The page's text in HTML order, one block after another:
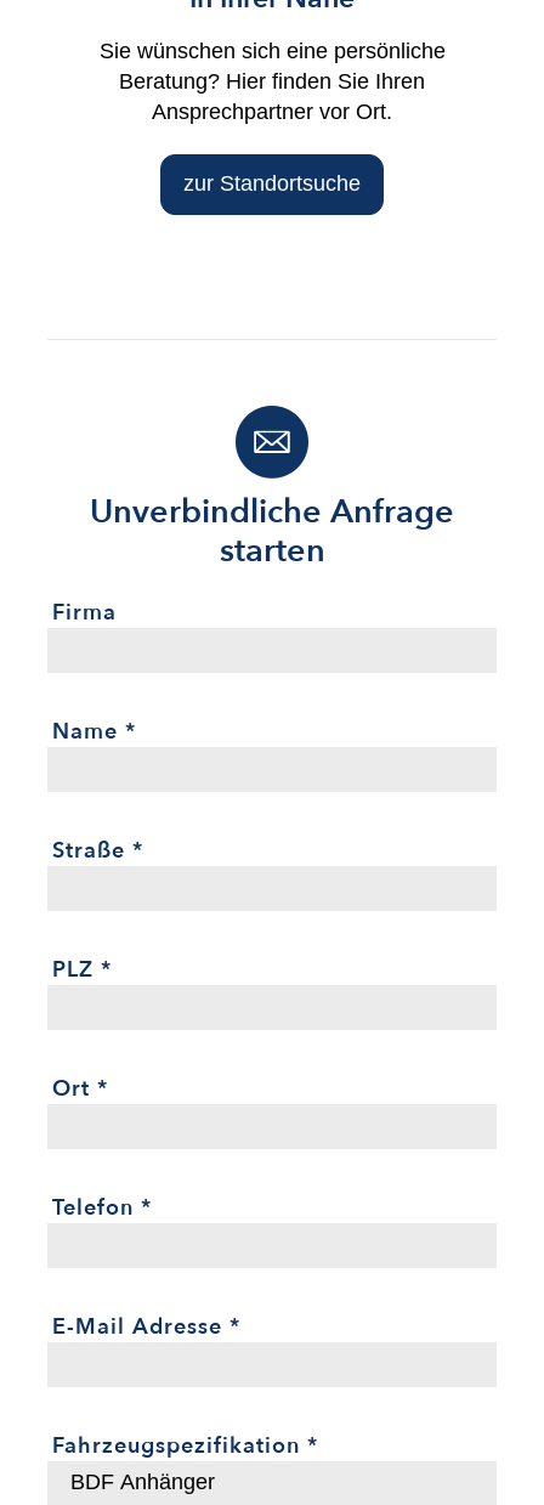
Sie wünschen sich eine persönliche
Beratung? Hier finden Sie Ihren
Ansprechpartner vor Ort.
zur Standortsuche
Unverbindliche Anfrage
starten
Firma
Name *
Straße *
PLZ *
Ort *
Telefon *
E-Mail Adresse *
Fahrzeugspezifikation *